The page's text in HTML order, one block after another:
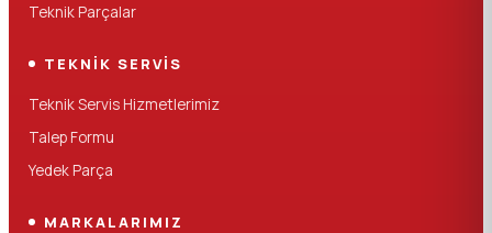
Teknik Parçalar
TEKNIK SERVIS
Teknik Servis Hizmetlerimiz
Talep Formu
Yedek Parça
MARKALARIMIZ